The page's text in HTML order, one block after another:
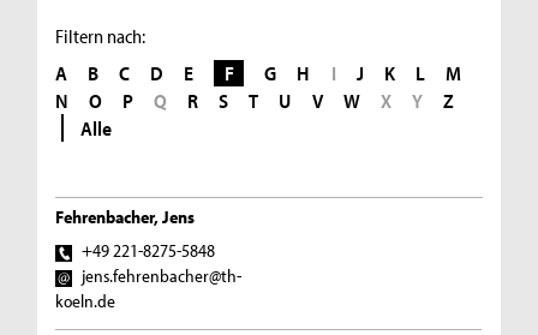
Filtern nach:
A B C D E F G H I J K L
M
N
O P Q R S T U V W X Y
Z
Alle
Fehrenbacher, Jens
+49 221-8275-5848
jens.fehrenbacher@th-
koeln.de